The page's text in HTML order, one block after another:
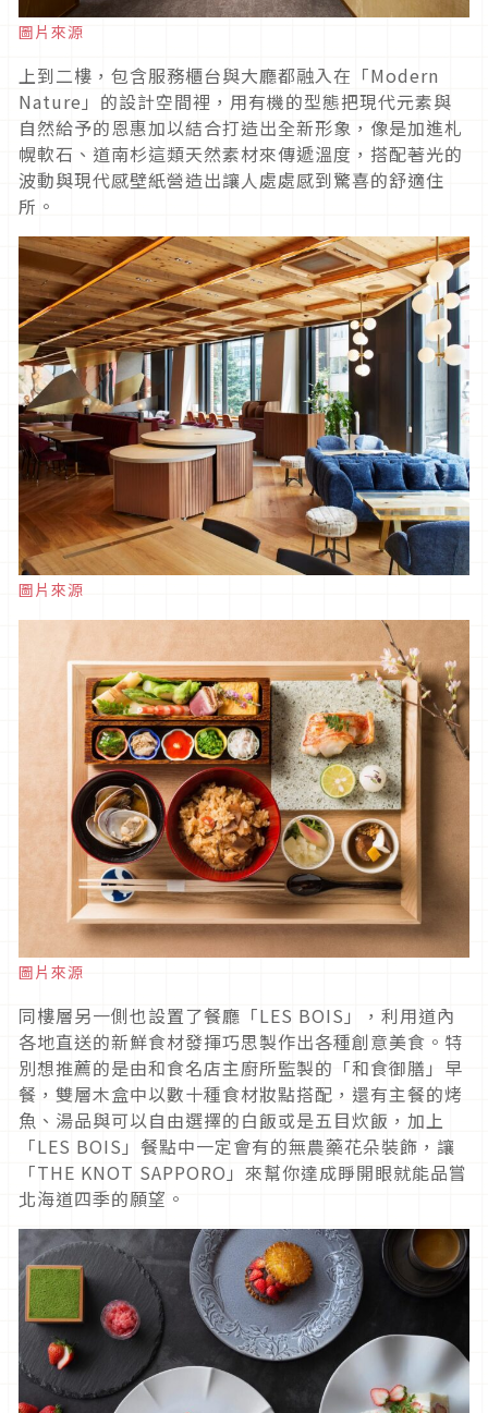
圖片來源
上到二樓，包含服務櫃台與大廳都融入在「Modern
Nature」的設計空間裡，用有機的型態把現代元素與
自然給予的恩惠加以結合打造出全新形象，像是加進札
幌軟石、道南杉這類天然素材來傳遞溫度，搭配著光的
波動與現代感壁紙營造出讓人處處感到驚喜的舒適住
所。
圖片來源
圖片來源
同樓層另一側也設置了餐廳「LES BOIS」，利用道內
各地直送的新鮮食材發揮巧思製作出各種創意美食。特
別想推薦的是由和食名店主廚所監製的「和食御膳」早
餐，雙層木盒中以數十種食材妝點搭配，還有主餐的烤
魚、湯品與可以自由選擇的白飯或是五目炊飯，加上
「LES BOIS」餐點中一定會有的無農藥花朵裝飾，讓
「THE KNOT SAPPORO」來幫你達成睜開眼就能品嘗
北海道四季的願望。